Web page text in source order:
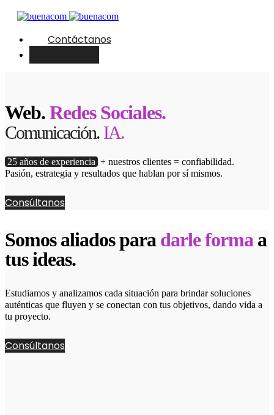
Contáctanos
Web.Redes Sociales.
Comunicación. IA.
25 años de experiencia + nuestros clientes = confiabilidad.
Pasión, estrategia y resultados que hablan por sí mismos.
Consúltanos
Somos aliados para darle forma a
tus ideas.
Estudiamos y analizamos cada situación para brindar soluciones
auténticas que fluyen y se conectan con tus objetivos, dando vida a
tu proyecto.
Consúltanos